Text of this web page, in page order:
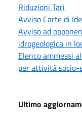
Riduzioni Tari
Avviso Carte di
Avviso ad
idrogeologica in
Elenco ammessi
per attività socio-
Ultimo